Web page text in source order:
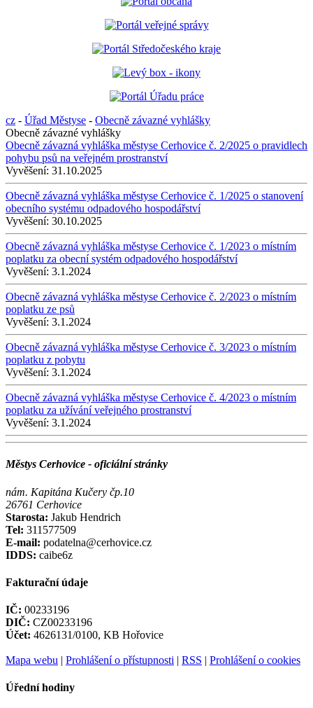
cz - Úřad Městyse - Obecně závazné vyhlášky
Obecně závazné vyhlášky
Obecně závazná vyhláška městyse Cerhovice č. 2/2025 o pravidlech
pohybu psů na veřejném prostranství
Vyvěšení: 31.10.2025
Obecně závazná vyhláška městyse Cerhovice č. 1/2025 o stanovení
obecního systému odpadového hospodářství
Vyvěšení: 30.10.2025
Obecně závazná vyhláška městyse Cerhovice č. 1/2023 o místním
poplatku za obecní systém odpadového hospodářství
Vyvěšení: 3.1.2024
Obecně závazná vyhláška městyse Cerhovice č. 2/2023 o místním
poplatku ze psů
Vyvěšení: 3.1.2024
Obecně závazná vyhláška městyse Cerhovice č. 3/2023 o místním
poplatku z pobytu
Vyvěšení: 3.1.2024
Obecně závazná vyhláška městyse Cerhovice č. 4/2023 o místním
poplatku za užívání veřejného prostranství
Vyvěšení: 3.1.2024
Městys Cerhovice - oficiální stránky
nám. Kapitána Kučery čp.10
26761 Cerhovice
Starosta: Jakub Hendrich
Tel: 311577509
E-mail: podatelna@cerhovice.cz
IDDS: caibe6z
Fakturační údaje
IČ: 00233196
DIČ: CZ00233196
Účet: 4626131/0100, KB Hořovice
Mapa webu | Prohlášení o přístupnosti | RSS | Prohlášení o cookies
Úřední hodiny